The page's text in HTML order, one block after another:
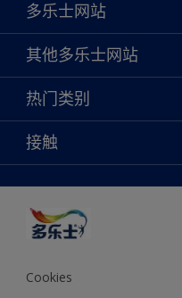
多乐士网站
关于我们
联系我们
查找店铺
绿色工厂
其他多乐士网站
焕新服务
多乐士专业
天猫官方旗舰店
抖音官方旗舰店
热门类别
颜色
产品
创意灵感
装修建议
可持续发展
多乐士2025年度色彩 - 金盏黄
接触
颜色准确性
Cookies